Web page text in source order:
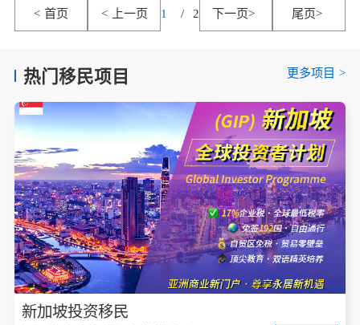
< 首页 < 上一页 1 / 2 下一页> 尾页>
热门移民项目 更多项目 >
新加坡投资移民